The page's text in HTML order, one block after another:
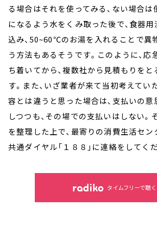
る場合はそれを使ってみる、ない場合
になるよう水をくみ取った後で、食器
込み、50~60℃のお湯を入れることで異
う方法もあるそうです。このように、応
ち着いてから、複数社から見積もりを
す。また、いざ業者が来て当初考えてい
容とは違うと思った場合は、支払いの
しつつも、その場での支払いはしない。
を整理した上で、最寄りの消費生活セ
共通ダイヤル「１８８」に連絡をしてく
タイムフリーで聴く